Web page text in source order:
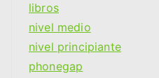
libros
nivel medio
nivel principiante
phonegap